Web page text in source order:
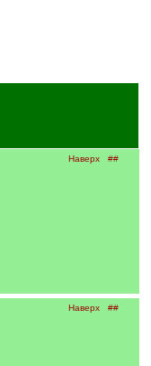
Наверх ##
Наверх ##